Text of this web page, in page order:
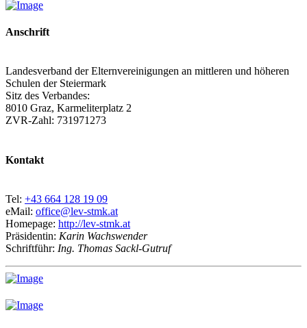
Anschrift
Landesverband der Elternvereinigungen an mittleren und höheren
Schulen der Steiermark
Sitz des Verbandes:
8010 Graz, Karmeliterplatz 2
ZVR-Zahl: 731971273
Kontakt
Tel: +43 664 128 19 09
eMail: office@lev-stmk.at
Homepage: http://lev-stmk.at
Präsidentin: Karin Wachswender
Schriftführ: Ing. Thomas Sackl-Gutruf